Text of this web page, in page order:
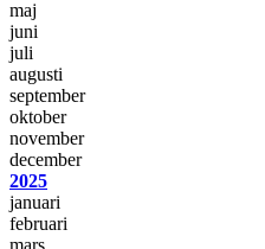
maj
juni
juli
augusti
september
oktober
november
december
2025
januari
februari
mars